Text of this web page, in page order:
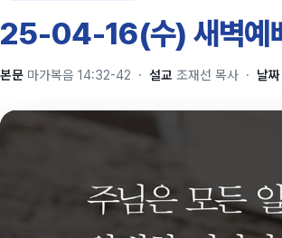
25-04-16(수) 새벽예
본문 마가복음 14:32-42 · 설교 조재선 목사 · 날짜